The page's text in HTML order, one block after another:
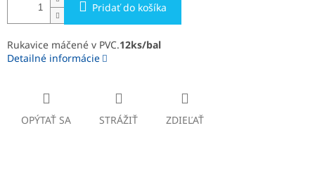
Pridať do košíka
Rukavice máčené v PVC.12ks/bal
Detailné informácie
OPÝTAŤ SA STRÁŽIŤ ZDIEĽAŤ